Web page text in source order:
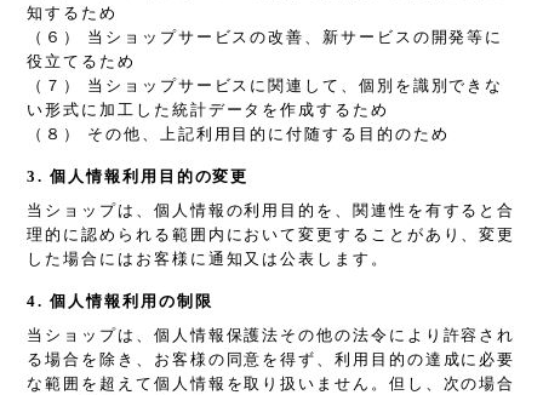
知するため
（６） 当ショップサービスの改善、新サービスの開発等に
役立てるため
（７） 当ショップサービスに関連して、個別を識別できな
い形式に加工した統計データを作成するため
（８） その他、上記利用目的に付随する目的のため
3. 個人情報利用目的の変更
当ショップは、個人情報の利用目的を、関連性を有すると合
理的に認められる範囲内において変更することがあり、変更
した場合にはお客様に通知又は公表します。
4. 個人情報利用の制限
当ショップは、個人情報保護法その他の法令により許容され
る場合を除き、お客様の同意を得ず、利用目的の達成に必要
な範囲を超えて個人情報を取り扱いません。但し、次の場合